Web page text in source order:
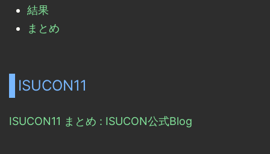
結果
まとめ
ISUCON11
ISUCON11 まとめ : ISUCON公式Blog